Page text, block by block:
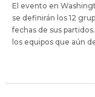
El evento en
se definirán los 12
fechas de sus
los equipos que aún